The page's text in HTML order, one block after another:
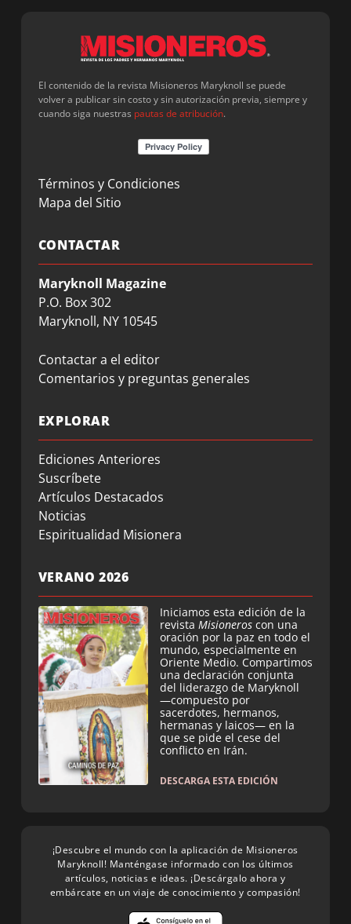
El contenido de la revista Misioneros Maryknoll se puede
volver a publicar sin costo y sin autorización previa, siempre y
cuando siga nuestras pautas de atribución.
Términos y Condiciones
Mapa del Sitio
CONTACTAR
Maryknoll Magazine
P.O. Box 302
Maryknoll, NY 10545
Contactar a el editor
Comentarios y preguntas generales
EXPLORAR
Ediciones Anteriores
Suscríbete
Artículos Destacados
Noticias
Espiritualidad Misionera
VERANO 2026
Iniciamos esta edición de la
revista Misioneros con una
oración por la paz en todo el
mundo, especialmente en
Oriente Medio. Compartimos
una declaración conjunta
del liderazgo de Maryknoll
—compuesto por
sacerdotes, hermanos,
hermanas y laicos— en la
que se pide el cese del
conflicto en Irán.
DESCARGA ESTA EDICIÓN
¡Descubre el mundo con la aplicación de Misioneros
Maryknoll! Manténgase informado con los últimos
artículos, noticias e ideas. ¡Descárgalo ahora y
embárcate en un viaje de conocimiento y compasión!